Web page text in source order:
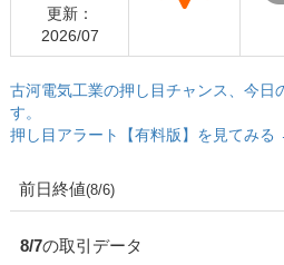
更新：
2026/07
古河電気工業の押し目チャンス、今日
す。
押し目アラート【有料版】を見てみる
前日終値(8/6)
8/7の取引データ